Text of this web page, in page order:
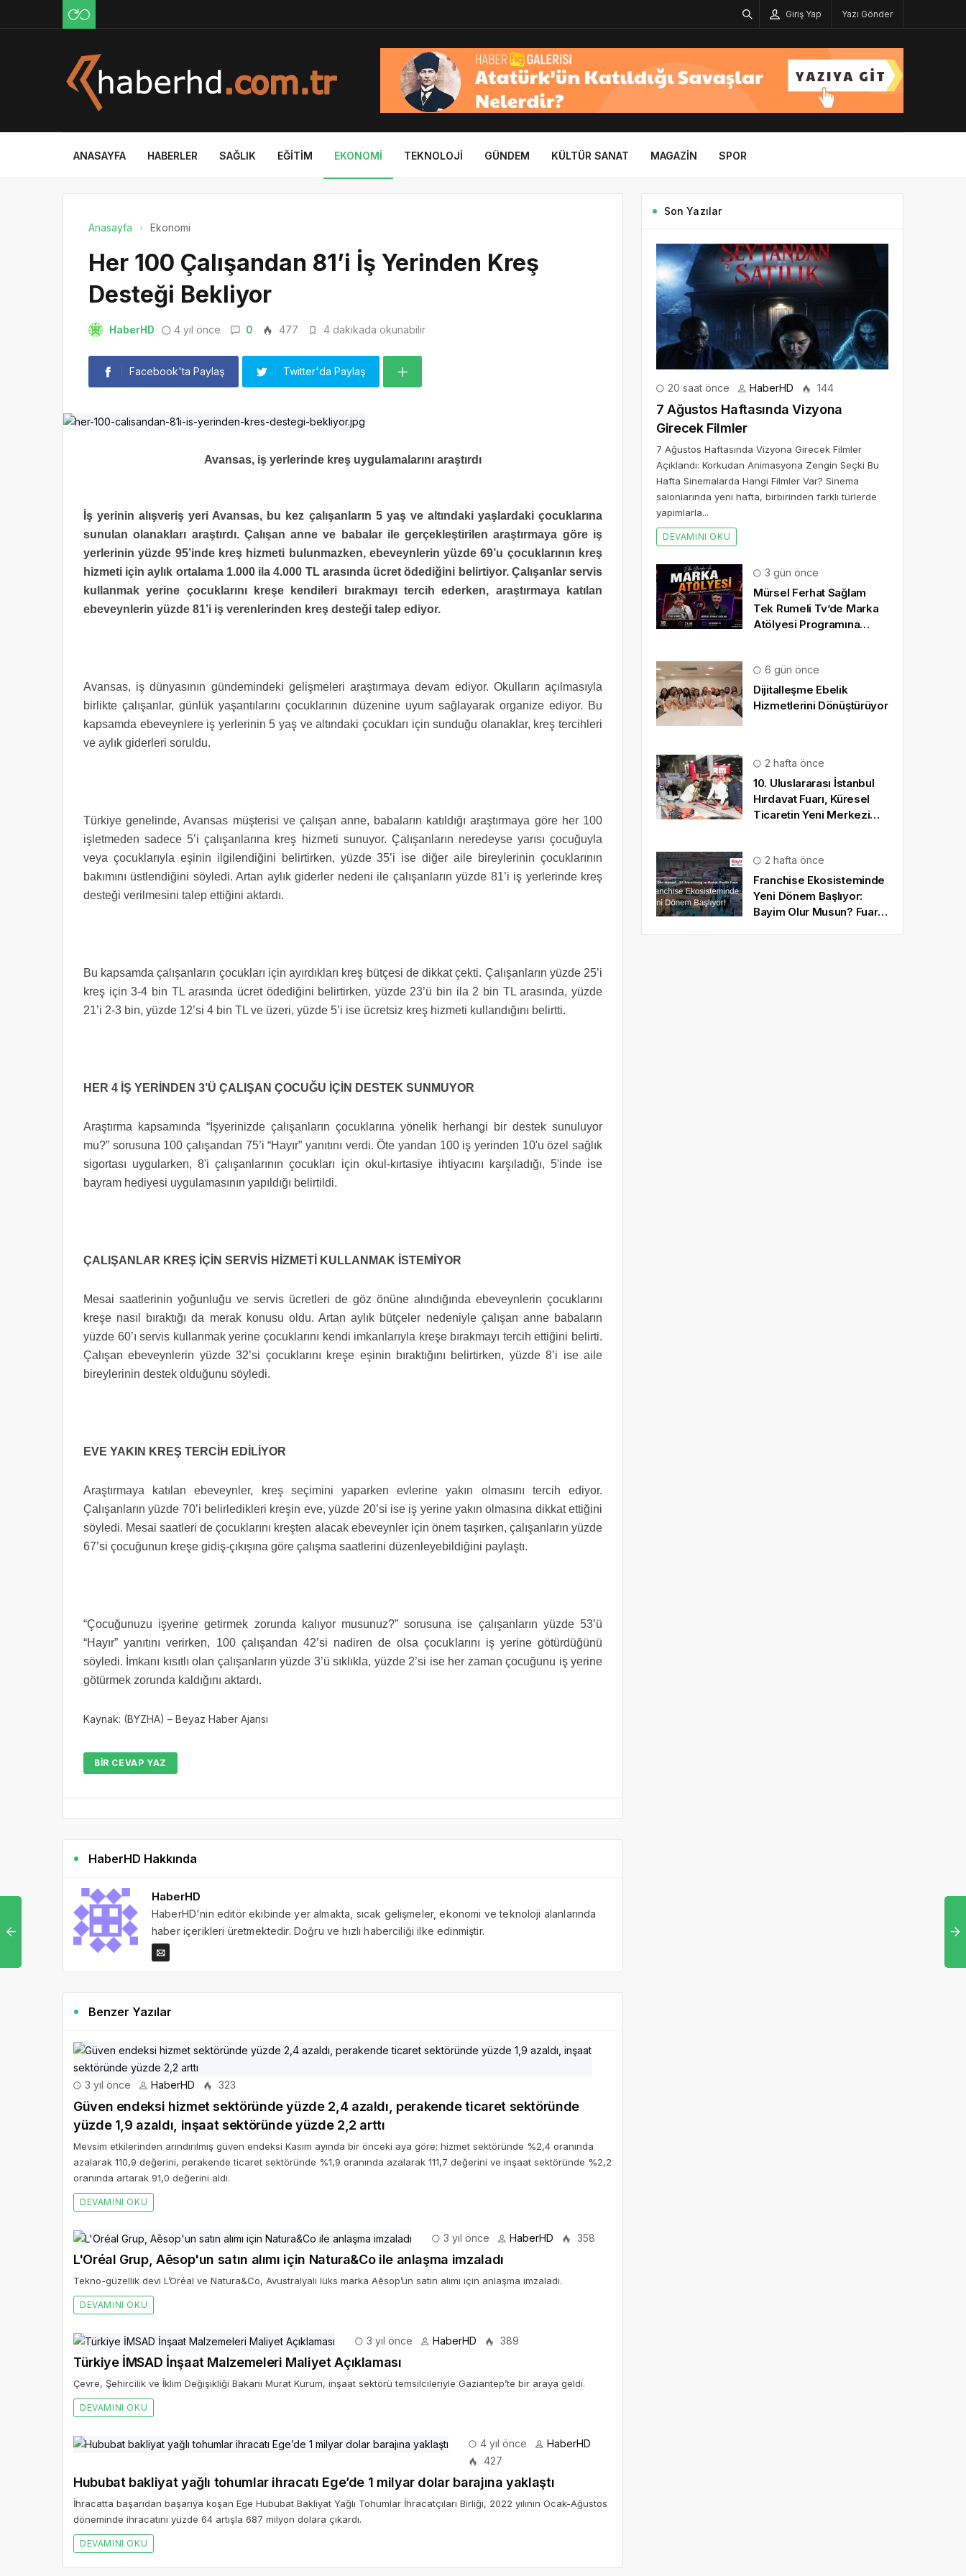
Giriş Yap Yazı Gönder
ANASAYFA HABERLER SAĞLIK EĞITIM EKONOMI TEKNOLOJI GÜNDEM KÜLTÜR SANAT MAGAZIN SPOR
Anasayfa Ekonomi
Her 100 Çalışandan 81’i İş Yerinden Kreş
Desteği Bekliyor
HaberHD 4 yıl önce 0 477 4 dakikada okunabilir
Facebook'ta Paylaş Twitter'da Paylaş
Avansas, iş yerlerinde kreş uygulamalarını araştırdı
İş yerinin alışveriş yeri Avansas, bu kez çalışanların 5 yaş ve altındaki yaşlardaki çocuklarına
sunulan olanakları araştırdı. Çalışan anne ve babalar ile gerçekleştirilen araştırmaya göre iş
yerlerinin yüzde 95’inde kreş hizmeti bulunmazken, ebeveynlerin yüzde 69’u çocuklarının kreş
hizmeti için aylık ortalama 1.000 ila 4.000 TL arasında ücret ödediğini belirtiyor. Çalışanlar servis
kullanmak yerine çocuklarını kreşe kendileri bırakmayı tercih ederken, araştırmaya katılan
ebeveynlerin yüzde 81’i iş verenlerinden kreş desteği talep ediyor.
Avansas, iş dünyasının gündemindeki gelişmeleri araştırmaya devam ediyor. Okulların açılmasıyla
birlikte çalışanlar, günlük yaşantılarını çocuklarının düzenine uyum sağlayarak organize ediyor. Bu
kapsamda ebeveynlere iş yerlerinin 5 yaş ve altındaki çocukları için sunduğu olanaklar, kreş tercihleri
ve aylık giderleri soruldu.
Türkiye genelinde, Avansas müşterisi ve çalışan anne, babaların katıldığı araştırmaya göre her 100
işletmeden sadece 5’i çalışanlarına kreş hizmeti sunuyor. Çalışanların neredeyse yarısı çocuğuyla
veya çocuklarıyla eşinin ilgilendiğini belirtirken, yüzde 35’i ise diğer aile bireylerinin çocuklarının
bakımını üstlendiğini söyledi. Artan aylık giderler nedeni ile çalışanların yüzde 81’i iş yerlerinde kreş
desteği verilmesini talep ettiğini aktardı.
Bu kapsamda çalışanların çocukları için ayırdıkları kreş bütçesi de dikkat çekti. Çalışanların yüzde 25’i
kreş için 3-4 bin TL arasında ücret ödediğini belirtirken, yüzde 23’ü bin ila 2 bin TL arasında, yüzde
21’i 2-3 bin, yüzde 12’si 4 bin TL ve üzeri, yüzde 5’i ise ücretsiz kreş hizmeti kullandığını belirtti.
HER 4 İŞ YERİNDEN 3’Ü ÇALIŞAN ÇOCUĞU İÇİN DESTEK SUNMUYOR
Araştırma kapsamında “İşyerinizde çalışanların çocuklarına yönelik herhangi bir destek sunuluyor
mu?” sorusuna 100 çalışandan 75’i “Hayır” yanıtını verdi. Öte yandan 100 iş yerinden 10'u özel sağlık
sigortası uygularken, 8'i çalışanlarının çocukları için okul-kırtasiye ihtiyacını karşıladığı, 5'inde ise
bayram hediyesi uygulamasının yapıldığı belirtildi.
ÇALIŞANLAR KREŞ İÇİN SERVİS HİZMETİ KULLANMAK İSTEMİYOR
Mesai saatlerinin yoğunluğu ve servis ücretleri de göz önüne alındığında ebeveynlerin çocuklarını
kreşe nasıl bıraktığı da merak konusu oldu. Artan aylık bütçeler nedeniyle çalışan anne babaların
yüzde 60’ı servis kullanmak yerine çocuklarını kendi imkanlarıyla kreşe bırakmayı tercih ettiğini belirti.
Çalışan ebeveynlerin yüzde 32’si çocuklarını kreşe eşinin bıraktığını belirtirken, yüzde 8’i ise aile
bireylerinin destek olduğunu söyledi.
EVE YAKIN KREŞ TERCİH EDİLİYOR
Araştırmaya katılan ebeveynler, kreş seçimini yaparken evlerine yakın olmasını tercih ediyor.
Çalışanların yüzde 70’i belirledikleri kreşin eve, yüzde 20’si ise iş yerine yakın olmasına dikkat ettiğini
söyledi. Mesai saatleri de çocuklarını kreşten alacak ebeveynler için önem taşırken, çalışanların yüzde
67’si çocuğunun kreşe gidiş-çıkışına göre çalışma saatlerini düzenleyebildiğini paylaştı.
“Çocuğunuzu işyerine getirmek zorunda kalıyor musunuz?” sorusuna ise çalışanların yüzde 53’ü
“Hayır” yanıtını verirken, 100 çalışandan 42’si nadiren de olsa çocuklarını iş yerine götürdüğünü
söyledi. İmkanı kısıtlı olan çalışanların yüzde 3’ü sıklıkla, yüzde 2’si ise her zaman çocuğunu iş yerine
götürmek zorunda kaldığını aktardı.
Kaynak: (BYZHA) – Beyaz Haber Ajansı
BIR CEVAP YAZ
HaberHD Hakkında
HaberHD
HaberHD'nin editör ekibinde yer almakta, sıcak gelişmeler, ekonomi ve teknoloji alanlarında
haber içerikleri üretmektedir. Doğru ve hızlı haberciliği ilke edinmiştir.
Benzer Yazılar
3 yıl önce HaberHD 323
Güven endeksi hizmet sektöründe yüzde 2,4 azaldı, perakende ticaret sektöründe
yüzde 1,9 azaldı, inşaat sektöründe yüzde 2,2 arttı
Mevsim etkilerinden arındırılmış güven endeksi Kasım ayında bir önceki aya göre; hizmet sektöründe %2,4 oranında
azalarak 110,9 değerini, perakende ticaret sektöründe %1,9 oranında azalarak 111,7 değerini ve inşaat sektöründe %2,2
oranında artarak 91,0 değerini aldı.
DEVAMINI OKU
3 yıl önce HaberHD 358
L'Oréal Grup, Aēsop'un satın alımı için Natura&Co ile anlaşma imzaladı
Tekno-güzellik devi L’Oréal ve Natura&Co, Avustralyalı lüks marka Aēsop’un satın alımı için anlaşma imzaladı.
DEVAMINI OKU
3 yıl önce HaberHD 389
Türkiye İMSAD İnşaat Malzemeleri Maliyet Açıklaması
Çevre, Şehircilik ve İklim Değişikliği Bakanı Murat Kurum, inşaat sektörü temsilcileriyle Gaziantep’te bir araya geldi.
DEVAMINI OKU
4 yıl önce
HaberHD
427
Hububat bakliyat yağlı tohumlar ihracatı Ege’de 1 milyar dolar barajına yaklaştı
İhracatta başarıdan başarıya koşan Ege Hububat Bakliyat Yağlı Tohumlar İhracatçıları Birliği, 2022 yılının Ocak-Ağustos
döneminde ihracatını yüzde 64 artışla 687 milyon dolara çıkardı.
DEVAMINI OKU
Son Yazılar
20 saat önce HaberHD 144
7 Ağustos Haftasında Vizyona
Girecek Filmler
7 Ağustos Haftasında Vizyona Girecek Filmler
Açıklandı: Korkudan Animasyona Zengin Seçki Bu
Hafta Sinemalarda Hangi Filmler Var? Sinema
salonlarında yeni hafta, birbirinden farklı türlerde
yapımlarla...
DEVAMINI OKU
3 gün önce
Mürsel Ferhat Sağlam
Tek Rumeli Tv’de Marka
Atölyesi Programına
6 gün önce
Dijitalleşme Ebelik
Hizmetlerini Dönüştürüyor
2 hafta önce
10. Uluslararası İstanbul
Hırdavat Fuarı, Küresel
Ticaretin Yeni Merkezi
2 hafta önce
Franchise Ekosisteminde
Yeni Dönem Başlıyor:
Bayim Olur Musun? Fuarı